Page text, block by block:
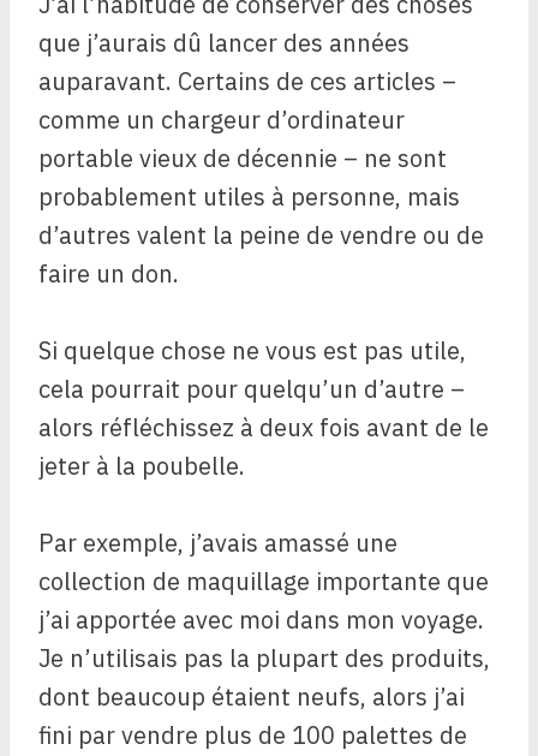
que j’aurais dû lancer des années
auparavant. Certains de ces articles –
comme un chargeur d’ordinateur
portable vieux de décennie – ne sont
probablement utiles à personne, mais
d’autres valent la peine de vendre ou de
faire un don.
Si quelque chose ne vous est pas utile,
cela pourrait pour quelqu’un d’autre –
alors réfléchissez à deux fois avant de le
jeter à la poubelle.
Par exemple, j’avais amassé une
collection de maquillage importante que
j’ai apportée avec moi dans mon voyage.
Je n’utilisais pas la plupart des produits,
dont beaucoup étaient neufs, alors j’ai
fini par vendre plus de 100 palettes de